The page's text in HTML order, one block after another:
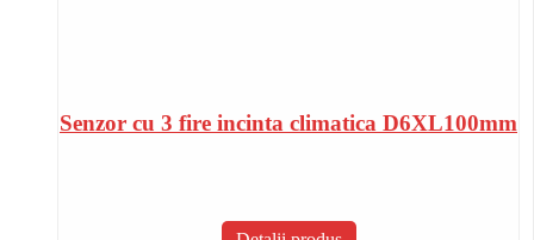
Senzor cu 3 fire incinta climatica D6XL100mm